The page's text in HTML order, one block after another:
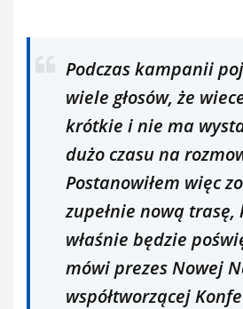
Podczas kampanii
wiele głosów, że
krótkie i nie ma
dużo czasu na
Postanowiłem więc
zupełnie nową
właśnie będzie
mówi prezes Nowej
współtworzącej